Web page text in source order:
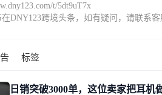
t/5dt9uT7x
DNY123跨境头条，如有疑问，请联系客
标签
日销突破3000单，这位卖家把耳机